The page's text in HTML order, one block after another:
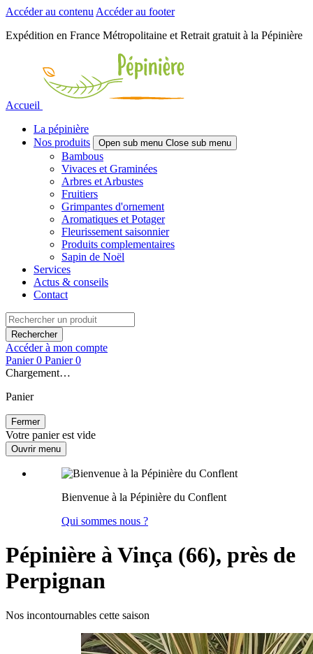
Accéder au contenu Accéder au footer
Expédition en France Métropolitaine et Retrait gratuit à la Pépinière
Accueil
La pépinière
Nos produits
Open sub menu Close sub menu
Bambous
Vivaces et Graminées
Arbres et Arbustes
Fruitiers
Grimpantes d'ornement
Aromatiques et Potager
Fleurissement saisonnier
Produits complementaires
Sapin de Noël
Services
Actus & conseils
Contact
Rechercher
Accéder à mon compte
Panier 0 Panier 0
Chargement…
Panier
Fermer
Votre panier est vide
Ouvrir menu
Bienvenue à la Pépinière du Conflent
Qui sommes nous ?
Pépinière à Vinça (66), près de
Perpignan
Nos incontournables cette saison